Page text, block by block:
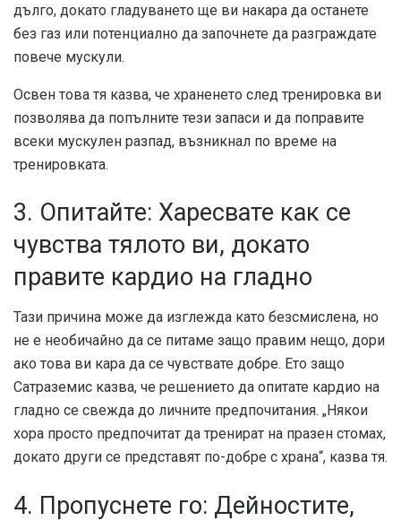
дълго, докато гладуването ще ви накара да останете
без газ или потенциално да започнете да разграждате
повече мускули.
Освен това тя казва, че храненето след тренировка ви
позволява да попълните тези запаси и да поправите
всеки мускулен разпад, възникнал по време на
тренировката.
3. Опитайте: Харесвате как се
чувства тялото ви, докато
правите кардио на гладно
Тази причина може да изглежда като безсмислена, но
не е необичайно да се питаме защо правим нещо, дори
ако това ви кара да се чувствате добре. Ето защо
Сатраземис казва, че решението да опитате кардио на
гладно се свежда до личните предпочитания. „Някои
хора просто предпочитат да тренират на празен стомах,
докато други се представят по-добре с храна“, казва тя.
4. Пропуснете го: Дейностите,